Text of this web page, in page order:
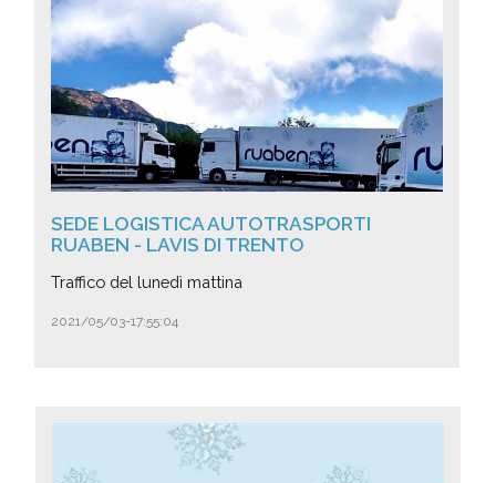
SEDE LOGISTICA AUTOTRASPORTI
RUABEN - LAVIS DI TRENTO
Traffico del lunedì mattina
2021/05/03-17:55:04